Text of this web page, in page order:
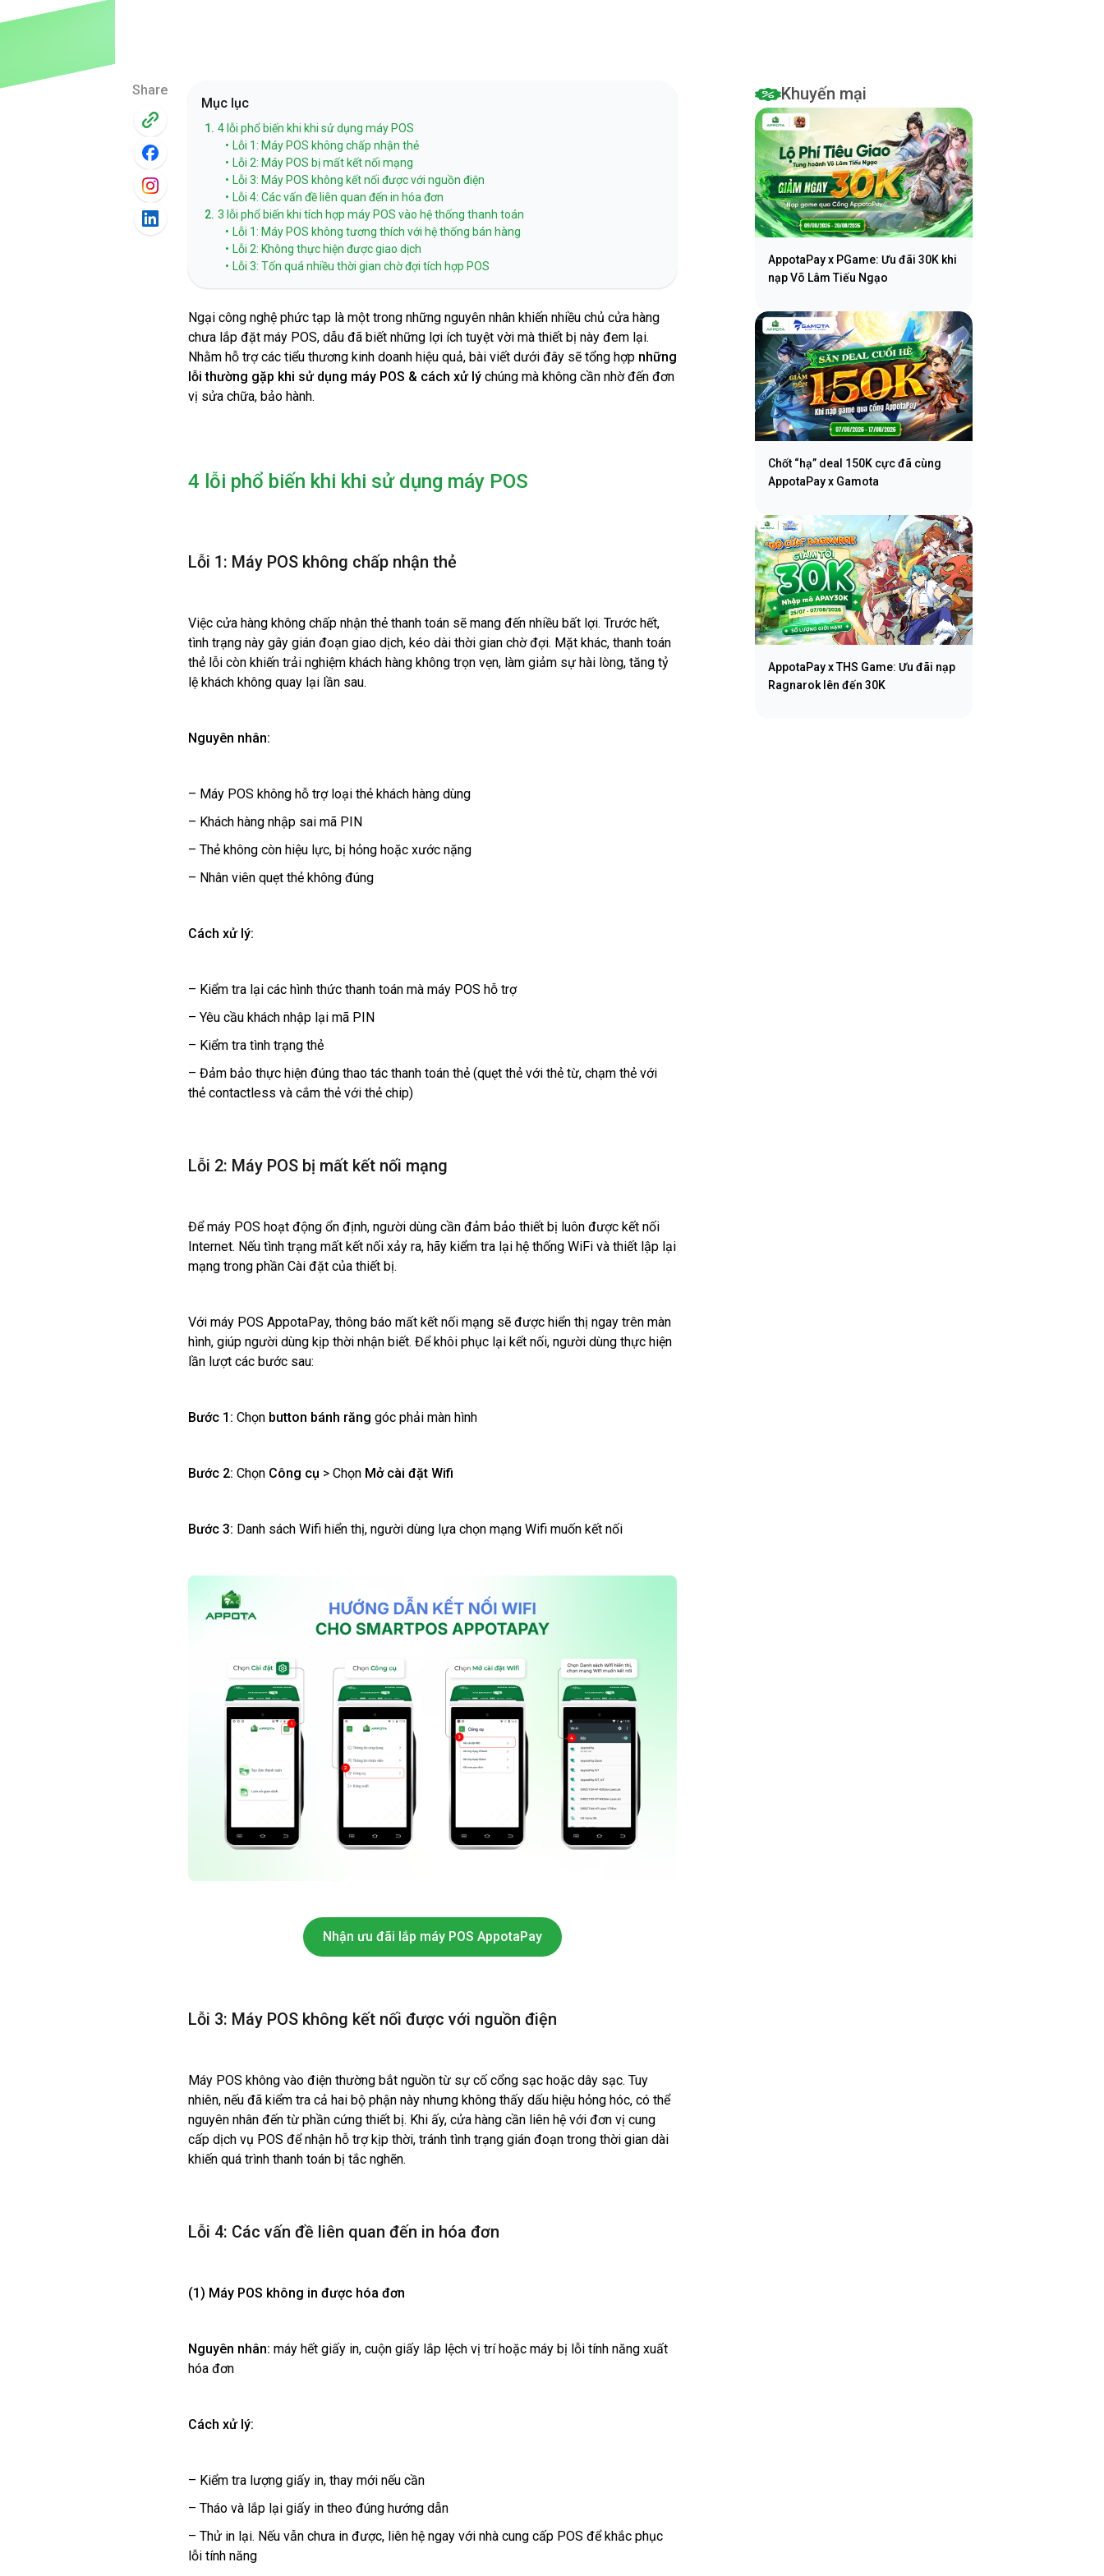
Hỗ trợ chi hộ
Share
Mục lục
1. 4 lỗi phổ biến khi khi sử dụng máy POS
• Lỗi 1: Máy POS không chấp nhận thẻ
• Lỗi 2: Máy POS bị mất kết nối mạng
• Lỗi 3: Máy POS không kết nối được với nguồn điện
• Lỗi 4: Các vấn đề liên quan đến in hóa đơn
2. 3 lỗi phổ biến khi tích hợp máy POS vào hệ thống thanh toán
• Lỗi 1: Máy POS không tương thích với hệ thống bán hàng
• Lỗi 2: Không thực hiện được giao dịch
• Lỗi 3: Tốn quá nhiều thời gian chờ đợi tích hợp POS
Ngại công nghệ phức tạp là một trong những nguyên nhân khiến nhiều chủ cửa hàng
chưa lắp đặt máy POS, dẫu đã biết những lợi ích tuyệt vời mà thiết bị này đem lại.
Nhằm hỗ trợ các tiểu thương kinh doanh hiệu quả, bài viết dưới đây sẽ tổng hợp những
lỗi thường gặp khi sử dụng máy POS & cách xử lý chúng mà không cần nhờ đến đơn
vị sửa chữa, bảo hành.
4 lỗi phổ biến khi khi sử dụng máy POS
Lỗi 1: Máy POS không chấp nhận thẻ
Việc cửa hàng không chấp nhận thẻ thanh toán sẽ mang đến nhiều bất lợi. Trước hết,
tình trạng này gây gián đoạn giao dịch, kéo dài thời gian chờ đợi. Mặt khác, thanh toán
thẻ lỗi còn khiến trải nghiệm khách hàng không trọn vẹn, làm giảm sự hài lòng, tăng tỷ
lệ khách không quay lại lần sau.
Nguyên nhân:
– Máy POS không hỗ trợ loại thẻ khách hàng dùng
– Khách hàng nhập sai mã PIN
– Thẻ không còn hiệu lực, bị hỏng hoặc xước nặng
– Nhân viên quẹt thẻ không đúng
Cách xử lý:
– Kiểm tra lại các hình thức thanh toán mà máy POS hỗ trợ
– Yêu cầu khách nhập lại mã PIN
– Kiểm tra tình trạng thẻ
– Đảm bảo thực hiện đúng thao tác thanh toán thẻ (quẹt thẻ với thẻ từ, chạm thẻ với
thẻ contactless và cắm thẻ với thẻ chip)
Lỗi 2: Máy POS bị mất kết nối mạng
Để máy POS hoạt động ổn định, người dùng cần đảm bảo thiết bị luôn được kết nối
Internet. Nếu tình trạng mất kết nối xảy ra, hãy kiểm tra lại hệ thống WiFi và thiết lập lại
mạng trong phần Cài đặt của thiết bị.
Với máy POS AppotaPay, thông báo mất kết nối mạng sẽ được hiển thị ngay trên màn
hình, giúp người dùng kịp thời nhận biết. Để khôi phục lại kết nối, người dùng thực hiện
lần lượt các bước sau:
Bước 1: Chọn button bánh răng góc phải màn hình
Bước 2: Chọn Công cụ > Chọn Mở cài đặt Wifi
Bước 3: Danh sách Wifi hiển thị, người dùng lựa chọn mạng Wifi muốn kết nối
Nhận ưu đãi lắp máy POS AppotaPay
Lỗi 3: Máy POS không kết nối được với nguồn điện
Máy POS không vào điện thường bắt nguồn từ sự cố cổng sạc hoặc dây sạc. Tuy
nhiên, nếu đã kiểm tra cả hai bộ phận này nhưng không thấy dấu hiệu hỏng hóc, có thể
nguyên nhân đến từ phần cứng thiết bị. Khi ấy, cửa hàng cần liên hệ với đơn vị cung
cấp dịch vụ POS để nhận hỗ trợ kịp thời, tránh tình trạng gián đoạn trong thời gian dài
khiến quá trình thanh toán bị tắc nghẽn.
Lỗi 4: Các vấn đề liên quan đến in hóa đơn
(1) Máy POS không in được hóa đơn
Nguyên nhân: máy hết giấy in, cuộn giấy lắp lệch vị trí hoặc máy bị lỗi tính năng xuất
hóa đơn
Cách xử lý:
– Kiểm tra lượng giấy in, thay mới nếu cần
– Tháo và lắp lại giấy in theo đúng hướng dẫn
– Thử in lại. Nếu vẫn chưa in được, liên hệ ngay với nhà cung cấp POS để khắc phục
lỗi tính năng
Khuyến mại
AppotaPay x PGame: Ưu đãi 30K khi
nạp Võ Lâm Tiếu Ngạo
Chốt “hạ” deal 150K cực đã cùng
AppotaPay x Gamota
AppotaPay x THS Game: Ưu đãi nạp
Ragnarok lên đến 30K